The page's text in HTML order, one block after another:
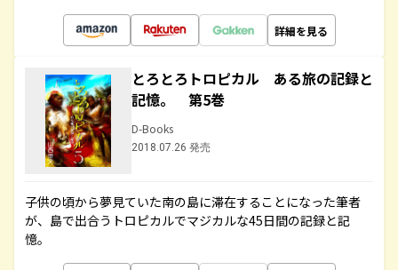
詳細を見る
とろとろトロピカル ある旅の記録と
記憶。 第5巻
D-Books
2018.07.26 発売
子供の頃から夢見ていた南の島に滞在することになった筆者
が、島で出合うトロピカルでマジカルな45日間の記録と記
憶。